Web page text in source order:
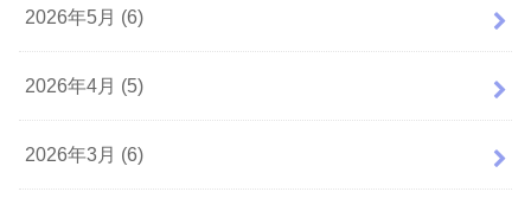
2026年5月 (6)
2026年4月 (5)
2026年3月 (6)